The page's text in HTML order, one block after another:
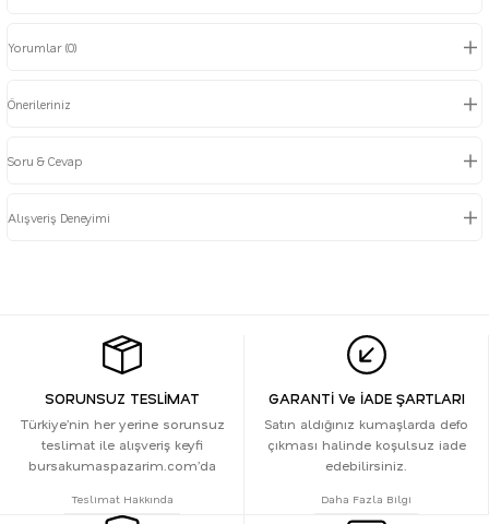
Yorumlar (0)
Önerileriniz
Soru & Cevap
Alışveriş Deneyimi
SORUNSUZ TESLİMAT
Türkiye’nin her yerine sorunsuz
teslimat ile alışveriş keyfi
bursakumaspazarim.com’da
Teslimat Hakkında
GARANTİ Ve İADE ŞARTLARI
Satın aldığınız kumaşlarda defo
çıkması halinde koşulsuz iade
edebilirsiniz.
Daha Fazla Bilgi